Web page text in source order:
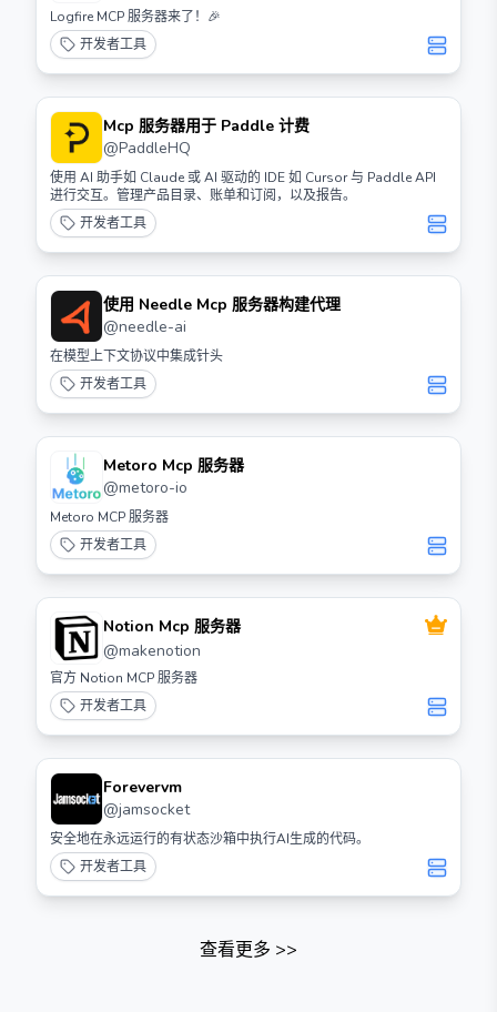
Logfire MCP 服务器来了！🎉
开发者工具
Mcp 服务器用于 Paddle 计费
@PaddleHQ
使用 AI 助手如 Claude 或 AI 驱动的 IDE 如 Cursor 与 Paddle API
进行交互。管理产品目录、账单和订阅，以及报告。
开发者工具
使用 Needle Mcp 服务器构建代理
@needle-ai
在模型上下文协议中集成针头
开发者工具
Metoro Mcp 服务器
@metoro-io
Metoro MCP 服务器
开发者工具
Notion Mcp 服务器
@makenotion
官方 Notion MCP 服务器
开发者工具
Forevervm
@jamsocket
安全地在永远运行的有状态沙箱中执行AI生成的代码。
开发者工具
查看更多 >>